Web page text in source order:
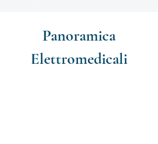
Panoramica
Elettromedicali